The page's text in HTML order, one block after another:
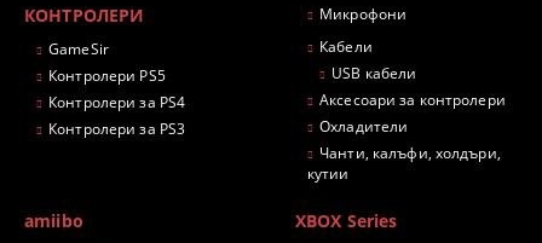
КОНТРОЛЕРИ
GameSir
Контролери PS5
Контролери за PS4
Контролери за PS3
Микрофони
Кабели
USB кабели
Аксесоари за контролери
Охладители
Чанти, калъфи, холдъри,
кутии
amiibo
XBOX Series